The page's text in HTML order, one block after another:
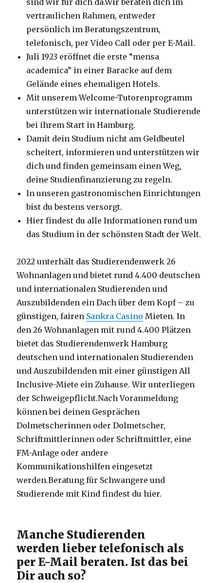
sind wir für dich da.Wir beraten dich im
vertraulichen Rahmen, entweder
persönlich im Beratungszentrum,
telefonisch, per Video Call oder per E-Mail.
Juli 1923 eröffnet die erste “mensa
academica” in einer Baracke auf dem
Gelände eines ehemaligen Hotels.
Mit unserem Welcome-Tutorenprogramm
unterstützen wir internationale Studierende
bei ihrem Start in Hamburg.
Damit dein Studium nicht am Geldbeutel
scheitert, informieren und unterstützen wir
dich und finden gemeinsam einen Weg,
deine Studienfinanzierung zu regeln.
In unseren gastronomischen Einrichtungen
bist du bestens versorgt.
Hier findest du alle Informationen rund um
das Studium in der schönsten Stadt der Welt.
2022 unterhält das Studierendenwerk 26
Wohnanlagen und bietet rund 4.400 deutschen
und internationalen Studierenden und
Auszubildenden ein Dach über dem Kopf – zu
günstigen, fairen Sankra Casino Mieten. In
den 26 Wohnanlagen mit rund 4.400 Plätzen
bietet das Studierendenwerk Hamburg
deutschen und internationalen Studierenden
und Auszubildenden mit einer günstigen All
Inclusive-Miete ein Zuhause. Wir unterliegen
der Schweigepflicht.Nach Voranmeldung
können bei deinen Gesprächen
Dolmetscherinnen oder Dolmetscher,
Schriftmittlerinnen oder Schriftmittler, eine
FM-Anlage oder andere
Kommunikationshilfen eingesetzt
werden.Beratung für Schwangere und
Studierende mit Kind findest du hier.
Manche Studierenden
werden lieber telefonisch als
per E-Mail beraten. Ist das bei
Dir auch so?